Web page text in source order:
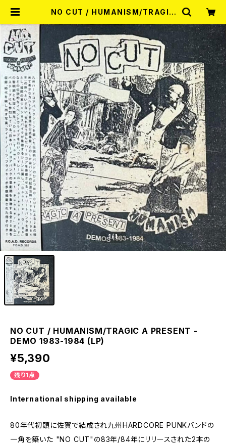
NO CUT / HUMANISM/TRAGIC
4 (LP) | RECORD SHOP MISER
Y
1/1
NO CUT / HUMANISM/TRAGIC A PRESENT -
DEMO 1983-1984 (LP)
¥5,390
残り1点
International shipping available
80年代初頭に佐賀で結成され九州HARDCORE PUNKバンドの
一角を築いた "NO CUT"の83年/84年にリリースされた2本の